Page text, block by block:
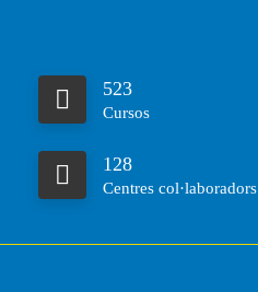
523
Cursos
128
Centres col·laboradors